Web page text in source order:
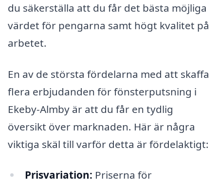
du säkerställa att du får det bästa möjliga
värdet för pengarna samt högt kvalitet på
arbetet.
En av de största fördelarna med att skaffa
flera erbjudanden för fönsterputsning i
Ekeby-Almby är att du får en tydlig
översikt över marknaden. Här är några
viktiga skäl till varför detta är fördelaktigt:
Prisvariation: Priserna för